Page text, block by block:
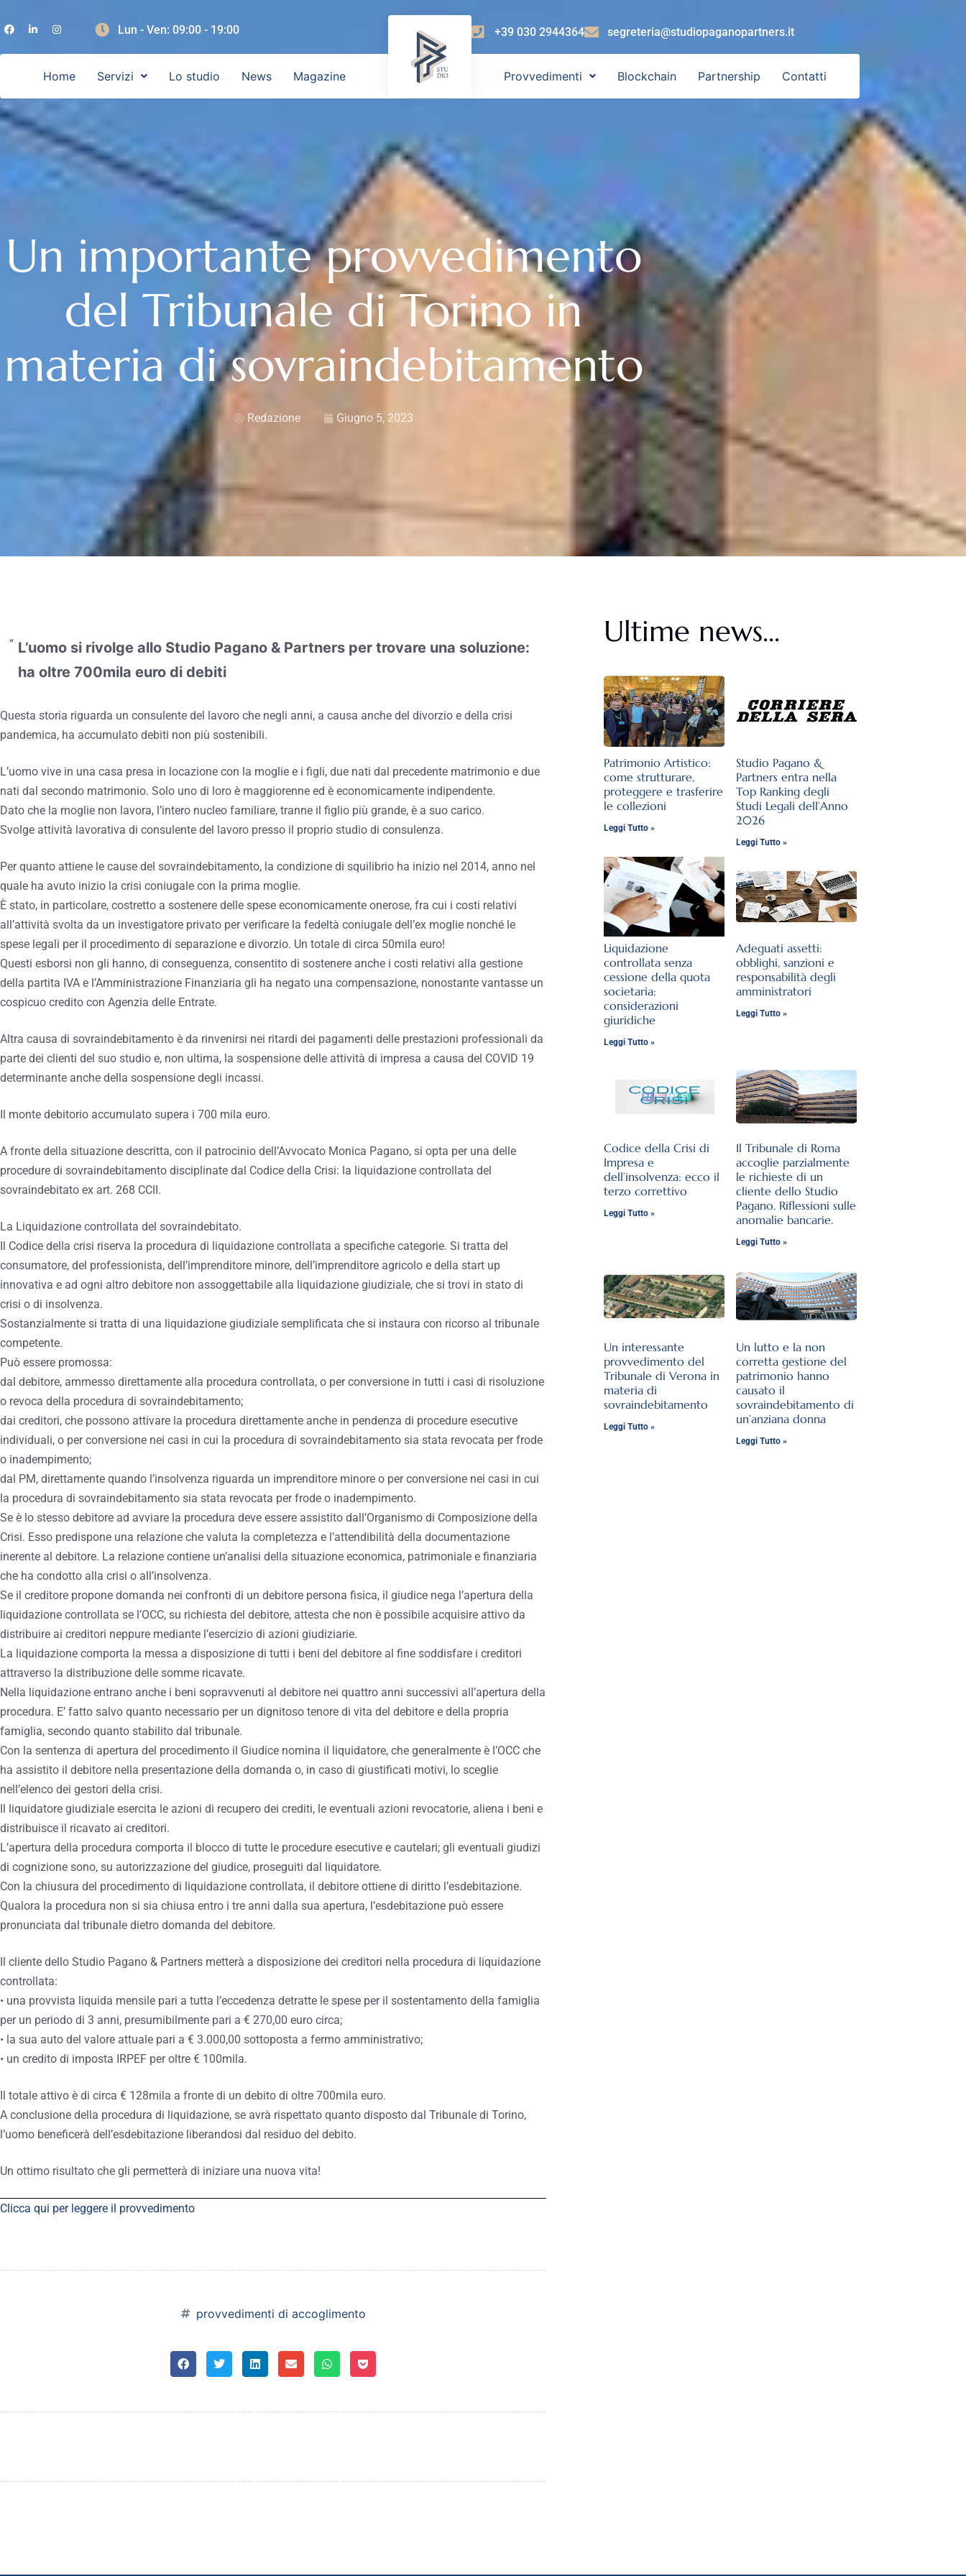
Lun - Ven: 09:00 - 19:00
Home Servizi Lo studio News Magazine
+39 030 2944364 segreteria@studiopaganopartners.it
Provvedimenti Blockchain Partnership Contatti
Un importante provvedimento
del Tribunale di Torino in
materia di sovraindebitamento
Redazione Giugno 5, 2023
L’uomo si rivolge allo Studio Pagano & Partners per trovare una soluzione:
ha oltre 700mila euro di debiti
Questa storia riguarda un consulente del lavoro che negli anni, a causa anche del divorzio e della crisi
pandemica, ha accumulato debiti non più sostenibili.
L’uomo vive in una casa presa in locazione con la moglie e i figli, due nati dal precedente matrimonio e due
nati dal secondo matrimonio. Solo uno di loro è maggiorenne ed è economicamente indipendente.
Dato che la moglie non lavora, l’intero nucleo familiare, tranne il figlio più grande, è a suo carico.
Svolge attività lavorativa di consulente del lavoro presso il proprio studio di consulenza.
Per quanto attiene le cause del sovraindebitamento, la condizione di squilibrio ha inizio nel 2014, anno nel
quale ha avuto inizio la crisi coniugale con la prima moglie.
È stato, in particolare, costretto a sostenere delle spese economicamente onerose, fra cui i costi relativi
all’attività svolta da un investigatore privato per verificare la fedeltà coniugale dell’ex moglie nonché le
spese legali per il procedimento di separazione e divorzio. Un totale di circa 50mila euro!
Questi esborsi non gli hanno, di conseguenza, consentito di sostenere anche i costi relativi alla gestione
della partita IVA e l’Amministrazione Finanziaria gli ha negato una compensazione, nonostante vantasse un
cospicuo credito con Agenzia delle Entrate.
Altra causa di sovraindebitamento è da rinvenirsi nei ritardi dei pagamenti delle prestazioni professionali da
parte dei clienti del suo studio e, non ultima, la sospensione delle attività di impresa a causa del COVID 19
determinante anche della sospensione degli incassi.
Il monte debitorio accumulato supera i 700 mila euro.
A fronte della situazione descritta, con il patrocinio dell’Avvocato Monica Pagano, si opta per una delle
procedure di sovraindebitamento disciplinate dal Codice della Crisi: la liquidazione controllata del
sovraindebitato ex art. 268 CCII.
La Liquidazione controllata del sovraindebitato.
Il Codice della crisi riserva la procedura di liquidazione controllata a specifiche categorie. Si tratta del
consumatore, del professionista, dell’imprenditore minore, dell’imprenditore agricolo e della start up
innovativa e ad ogni altro debitore non assoggettabile alla liquidazione giudiziale, che si trovi in stato di
crisi o di insolvenza.
Sostanzialmente si tratta di una liquidazione giudiziale semplificata che si instaura con ricorso al tribunale
competente.
Può essere promossa:
dal debitore, ammesso direttamente alla procedura controllata, o per conversione in tutti i casi di risoluzione
o revoca della procedura di sovraindebitamento;
dai creditori, che possono attivare la procedura direttamente anche in pendenza di procedure esecutive
individuali, o per conversione nei casi in cui la procedura di sovraindebitamento sia stata revocata per frode
o inadempimento;
dal PM, direttamente quando l’insolvenza riguarda un imprenditore minore o per conversione nei casi in cui
la procedura di sovraindebitamento sia stata revocata per frode o inadempimento.
Se è lo stesso debitore ad avviare la procedura deve essere assistito dall’Organismo di Composizione della
Crisi. Esso predispone una relazione che valuta la completezza e l’attendibilità della documentazione
inerente al debitore. La relazione contiene un’analisi della situazione economica, patrimoniale e finanziaria
che ha condotto alla crisi o all’insolvenza.
Se il creditore propone domanda nei confronti di un debitore persona fisica, il giudice nega l’apertura della
liquidazione controllata se l’OCC, su richiesta del debitore, attesta che non è possibile acquisire attivo da
distribuire ai creditori neppure mediante l’esercizio di azioni giudiziarie.
La liquidazione comporta la messa a disposizione di tutti i beni del debitore al fine soddisfare i creditori
attraverso la distribuzione delle somme ricavate.
Nella liquidazione entrano anche i beni sopravvenuti al debitore nei quattro anni successivi all’apertura della
procedura. E’ fatto salvo quanto necessario per un dignitoso tenore di vita del debitore e della propria
famiglia, secondo quanto stabilito dal tribunale.
Con la sentenza di apertura del procedimento il Giudice nomina il liquidatore, che generalmente è l’OCC che
ha assistito il debitore nella presentazione della domanda o, in caso di giustificati motivi, lo sceglie
nell’elenco dei gestori della crisi.
Il liquidatore giudiziale esercita le azioni di recupero dei crediti, le eventuali azioni revocatorie, aliena i beni e
distribuisce il ricavato ai creditori.
L’apertura della procedura comporta il blocco di tutte le procedure esecutive e cautelari; gli eventuali giudizi
di cognizione sono, su autorizzazione del giudice, proseguiti dal liquidatore.
Con la chiusura del procedimento di liquidazione controllata, il debitore ottiene di diritto l’esdebitazione.
Qualora la procedura non si sia chiusa entro i tre anni dalla sua apertura, l’esdebitazione può essere
pronunciata dal tribunale dietro domanda del debitore.
Il cliente dello Studio Pagano & Partners metterà a disposizione dei creditori nella procedura di liquidazione
controllata:
• una provvista liquida mensile pari a tutta l’eccedenza detratte le spese per il sostentamento della famiglia
per un periodo di 3 anni, presumibilmente pari a € 270,00 euro circa;
• la sua auto del valore attuale pari a € 3.000,00 sottoposta a fermo amministrativo;
• un credito di imposta IRPEF per oltre € 100mila.
Il totale attivo è di circa € 128mila a fronte di un debito di oltre 700mila euro.
A conclusione della procedura di liquidazione, se avrà rispettato quanto disposto dal Tribunale di Torino,
l’uomo beneficerà dell’esdebitazione liberandosi dal residuo del debito.
Un ottimo risultato che gli permetterà di iniziare una nuova vita!
Clicca qui per leggere il provvedimento
provvedimenti di accoglimento
Ultime news...
Patrimonio Artistico:
come strutturare,
proteggere e trasferire
le collezioni
Leggi Tutto »
Studio Pagano &
Partners entra nella
Top Ranking degli
Studi Legali dell’Anno
2026
Leggi Tutto »
Liquidazione
controllata senza
cessione della quota
societaria:
considerazioni
giuridiche
Leggi Tutto »
Adeguati assetti:
obblighi, sanzioni e
responsabilità degli
amministratori
Leggi Tutto »
Codice della Crisi di
Impresa e
dell’insolvenza: ecco il
terzo correttivo
Leggi Tutto »
Il Tribunale di Roma
accoglie parzialmente
le richieste di un
cliente dello Studio
Pagano. Riflessioni sulle
anomalie bancarie.
Leggi Tutto »
Un interessante
provvedimento del
Tribunale di Verona in
materia di
sovraindebitamento
Leggi Tutto »
Un lutto e la non
corretta gestione del
patrimonio hanno
causato il
sovraindebitamento di
un’anziana donna
Leggi Tutto »